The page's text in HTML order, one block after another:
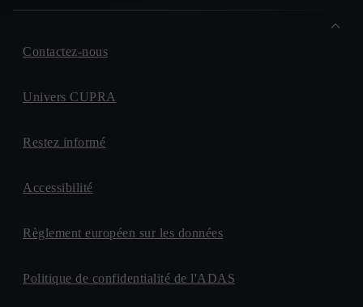
Contactez-nous
Univers CUPRA
Restez informé
Accessibilité
Règlement européen sur les données
Politique de confidentialité de l'ADAS